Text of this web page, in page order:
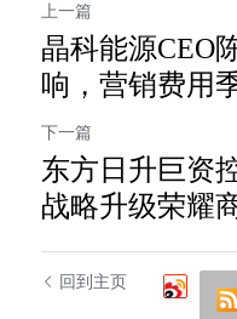
上一篇
晶科能源CEO
响，营销费用
下一篇
东方日升巨资
战略升级荣耀
回到主页